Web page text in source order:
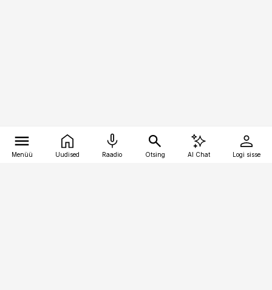
Menüü Uudised Raadio Otsing AI Chat Logi sisse